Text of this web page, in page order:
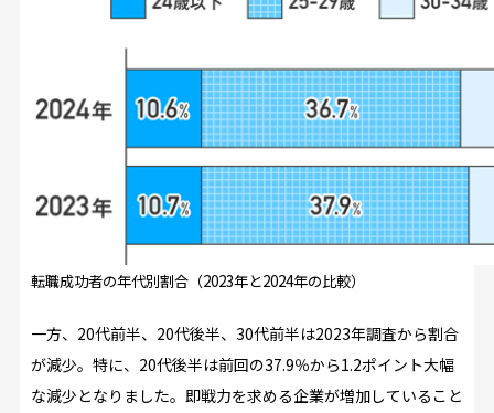
転職成功者の年代別割合（2023年と2024年の比較）
一方、20代前半、20代後半、30代前半は2023年調査から割合
が減少。特に、20代後半は前回の37.9％から1.2ポイント大幅
な減少となりました。即戦力を求める企業が増加していること